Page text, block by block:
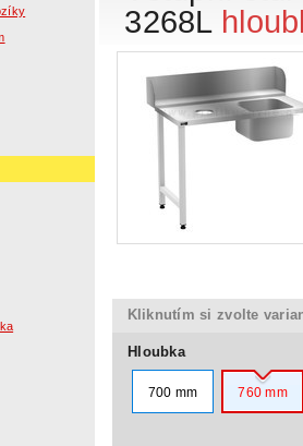
3268L
Kliknutím si zvolte
Hloubka
700 mm 760 mm